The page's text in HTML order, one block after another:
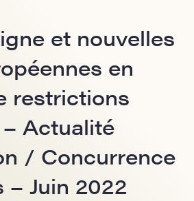
et nouvelles
en
restrictions
Actualité
/ Concurrence
Juin 2022